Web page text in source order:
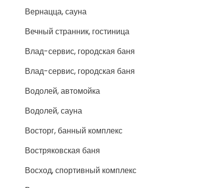
Вернацца, сауна
Вечный странник, гостиница
Влад-сервис, городская баня
Влад-сервис, городская баня
Водолей, автомойка
Водолей, сауна
Восторг, банный комплекс
Востряковская баня
Восход, спортивный комплекс